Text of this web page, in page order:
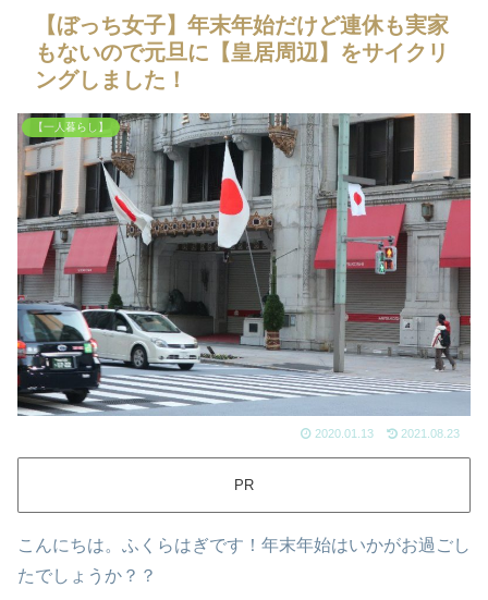
【ぼっち女子】年末年始だけど連休も実家
もないので元旦に【皇居周辺】をサイクリ
ングしました！
【一人暮らし】
2020.01.13 2021.08.23
PR
こんにちは。ふくらはぎです！年末年始はいかがお過ごし
たでしょうか？？